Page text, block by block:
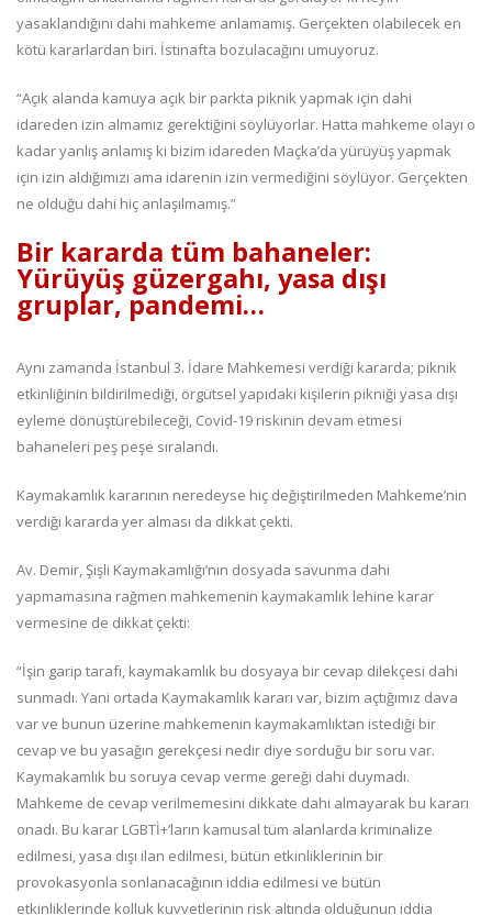
yasaklandığını dahi mahkeme anlamamış. Gerçekten olabilecek en
kötü kararlardan biri. İstinafta bozulacağını umuyoruz.
“Açık alanda kamuya açık bir parkta piknik yapmak için dahi
idareden izin almamız gerektiğini söylüyorlar. Hatta mahkeme olayı o
kadar yanlış anlamış ki bizim idareden Maçka’da yürüyüş yapmak
için izin aldığımızı ama idarenin izin vermediğini söylüyor. Gerçekten
ne olduğu dahi hiç anlaşılmamış.”
Bir kararda tüm bahaneler:
Yürüyüş güzergahı, yasa dışı
gruplar, pandemi…
Aynı zamanda İstanbul 3. İdare Mahkemesi verdiği kararda; piknik
etkinliğinin bildirilmediği, örgütsel yapıdaki kişilerin pikniği yasa dışı
eyleme dönüştürebileceği, Covid-19 riskinin devam etmesi
bahaneleri peş peşe sıralandı.
Kaymakamlık kararının neredeyse hiç değiştirilmeden Mahkeme’nin
verdiği kararda yer alması da dikkat çekti.
Av. Demir, Şişli Kaymakamlığı’nın dosyada savunma dahi
yapmamasına rağmen mahkemenin kaymakamlık lehine karar
vermesine de dikkat çekti:
“İşin garip tarafı, kaymakamlık bu dosyaya bir cevap dilekçesi dahi
sunmadı. Yani ortada Kaymakamlık kararı var, bizim açtığımız dava
var ve bunun üzerine mahkemenin kaymakamlıktan istediği bir
cevap ve bu yasağın gerekçesi nedir diye sorduğu bir soru var.
Kaymakamlık bu soruya cevap verme gereği dahi duymadı.
Mahkeme de cevap verilmemesini dikkate dahi almayarak bu kararı
onadı. Bu karar LGBTİ+’ların kamusal tüm alanlarda kriminalize
edilmesi, yasa dışı ilan edilmesi, bütün etkinliklerinin bir
provokasyonla sonlanacağının iddia edilmesi ve bütün
etkinliklerinde kolluk kuvvetlerinin risk altında olduğunun iddia